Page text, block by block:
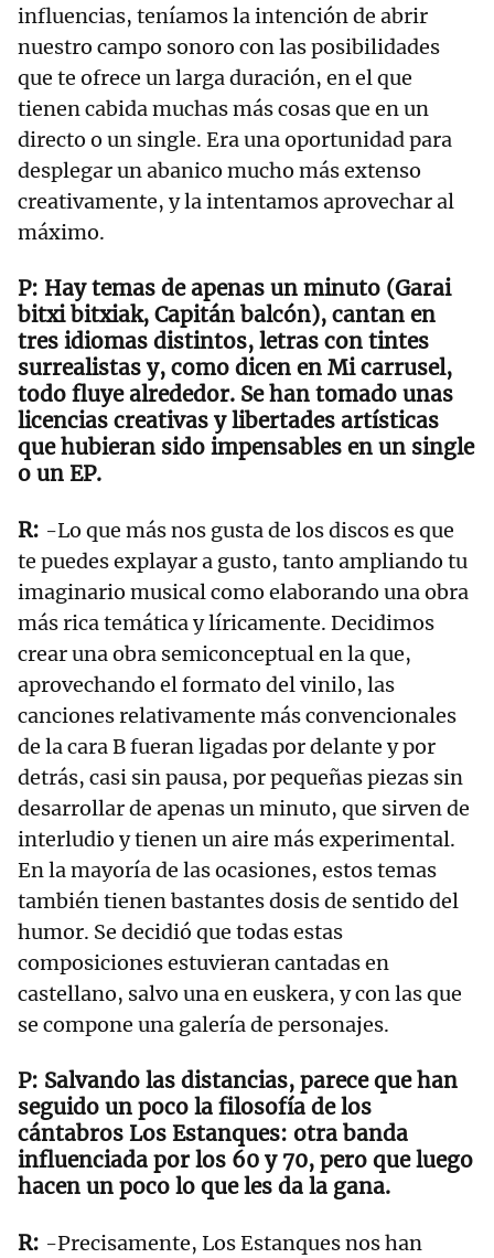
influencias, teníamos la intención de abrir
nuestro campo sonoro con las posibilidades
que te ofrece un larga duración, en el que
tienen cabida muchas más cosas que en un
directo o un single. Era una oportunidad para
desplegar un abanico mucho más extenso
creativamente, y la intentamos aprovechar al
máximo.
Hay temas de apenas un minuto (Garai
bitxi bitxiak, Capitán balcón), cantan en
tres idiomas distintos, letras con tintes
surrealistas y, como dicen en Mi carrusel,
todo fluye alrededor. Se han tomado unas
licencias creativas y libertades artísticas
que hubieran sido impensables en un single
o un EP.
-Lo que más nos gusta de los discos es que
te puedes explayar a gusto, tanto ampliando tu
imaginario musical como elaborando una obra
más rica temática y líricamente. Decidimos
crear una obra semiconceptual en la que,
aprovechando el formato del vinilo, las
canciones relativamente más convencionales
de la cara B fueran ligadas por delante y por
detrás, casi sin pausa, por pequeñas piezas sin
desarrollar de apenas un minuto, que sirven de
interludio y tienen un aire más experimental.
En la mayoría de las ocasiones, estos temas
también tienen bastantes dosis de sentido del
humor. Se decidió que todas estas
composiciones estuvieran cantadas en
castellano, salvo una en euskera, y con las que
se compone una galería de personajes.
Salvando las distancias, parece que han
seguido un poco la filosofía de los
cántabros Los Estanques: otra banda
influenciada por los 60 y 70, pero que luego
hacen un poco lo que les da la gana.
-Precisamente, Los Estanques nos han